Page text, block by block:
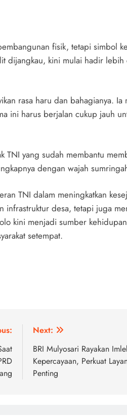
fisik, tetapi simbol
dijangkau, kini mulai hadir
rasa haru dan bahagianya.
ini harus berjalan cukup jauh
TNI yang sudah membantu
dengan wajah
TNI dalam meningkatkan
infrastruktur desa, tetapi juga
kini menjadi sumber
setempat.
Next:
BRI Mulyosari Rayakan
Kepercayaan, Perkuat
Penting